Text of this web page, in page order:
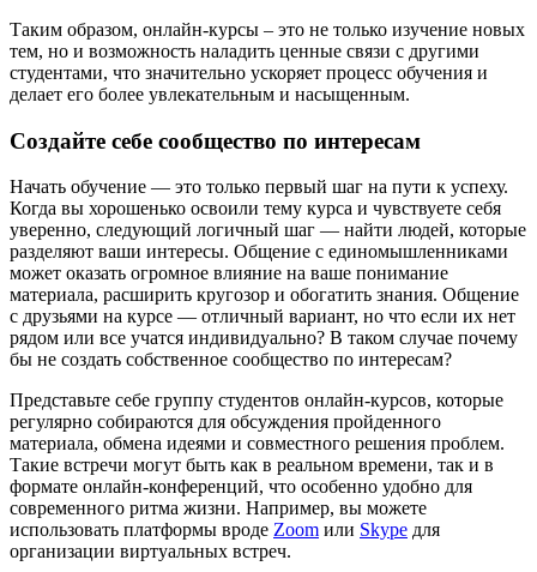
Таким образом, онлайн-курсы – это не только изучение новых
тем, но и возможность наладить ценные связи с другими
студентами, что значительно ускоряет процесс обучения и
делает его более увлекательным и насыщенным.
Создайте себе сообщество по интересам
Начать обучение — это только первый шаг на пути к успеху.
Когда вы хорошенько освоили тему курса и чувствуете себя
уверенно, следующий логичный шаг — найти людей, которые
разделяют ваши интересы. Общение с единомышленниками
может оказать огромное влияние на ваше понимание
материала, расширить кругозор и обогатить знания. Общение
с друзьями на курсе — отличный вариант, но что если их нет
рядом или все учатся индивидуально? В таком случае почему
бы не создать собственное сообщество по интересам?
Представьте себе группу студентов онлайн-курсов, которые
регулярно собираются для обсуждения пройденного
материала, обмена идеями и совместного решения проблем.
Такие встречи могут быть как в реальном времени, так и в
формате онлайн-конференций, что особенно удобно для
современного ритма жизни. Например, вы можете
использовать платформы вроде Zoom или Skype для
организации виртуальных встреч.